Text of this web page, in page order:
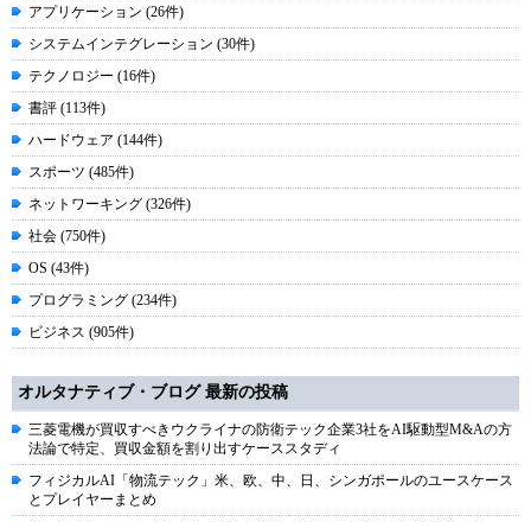
アプリケーション (26件)
システムインテグレーション (30件)
テクノロジー (16件)
書評 (113件)
ハードウェア (144件)
スポーツ (485件)
ネットワーキング (326件)
社会 (750件)
OS (43件)
プログラミング (234件)
ビジネス (905件)
オルタナティブ・ブログ 最新の投稿
三菱電機が買収すべきウクライナの防衛テック企業3社をAI駆動型M&Aの方
法論で特定、買収金額を割り出すケーススタディ
フィジカルAI「物流テック」米、欧、中、日、シンガポールのユースケース
とプレイヤーまとめ